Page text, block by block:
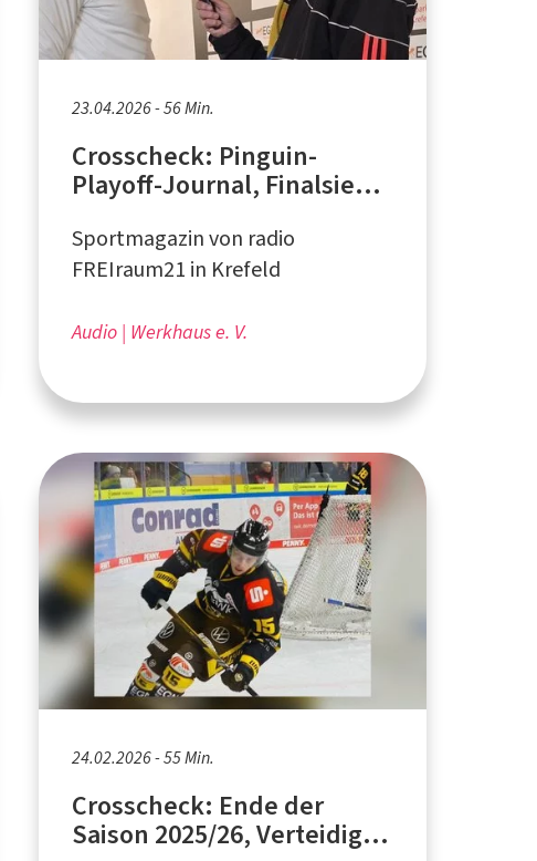
23.04.2026 - 56 Min.
Crosscheck: Pinguin-
Playoff-Journal, Finalsieg
Sportmagazin von radio
FREIraum21 in Krefeld
Audio Werkhaus e. V.
24.02.2026 - 55 Min.
Crosscheck: Ende der
Saison 2025/26, Verteidiger